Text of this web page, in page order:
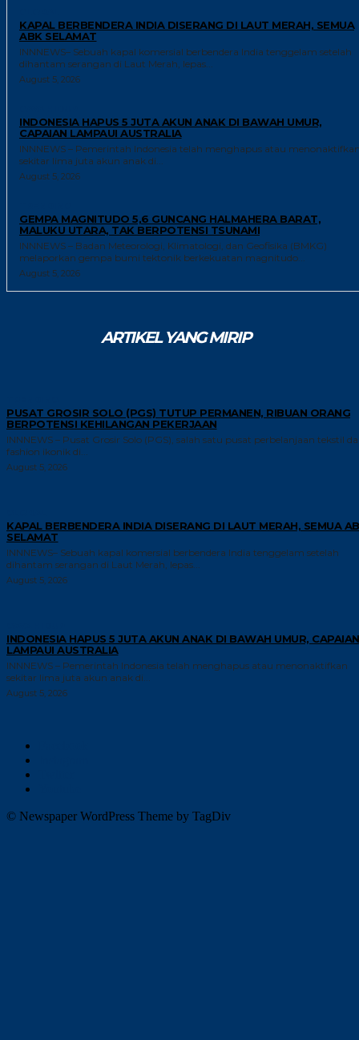
KAPAL BERBENDERA INDIA DISERANG DI LAUT MERAH, SEMUA
ABK SELAMAT
INNNEWS– Sebuah kapal komersial berbendera India tenggelam setelah
dihantam serangan di Laut Merah, lepas...
August 5, 2026
INDONESIA HAPUS 5 JUTA AKUN ANAK DI BAWAH UMUR,
CAPAIAN LAMPAUI AUSTRALIA
INNNEWS – Pemerintah Indonesia telah menghapus atau
sekitar lima juta akun anak di...
August 5, 2026
GEMPA MAGNITUDO 5,6 GUNCANG HALMAHERA BARAT,
MALUKU UTARA, TAK BERPOTENSI TSUNAMI
INNNEWS – Badan Meteorologi, Klimatologi, dan Geofisika (BMKG)
melaporkan gempa bumi tektonik berkekuatan magnitudo...
August 5, 2026
ARTIKEL YANG MIRIP
PUSAT GROSIR SOLO (PGS) TUTUP PERMANEN, RIBUAN ORANG
BERPOTENSI KEHILANGAN PEKERJAAN
INNNEWS – Pusat Grosir Solo (PGS), salah satu pusat perbelanjaan tekstil
fashion ikonik di...
August 5, 2026
KAPAL BERBENDERA INDIA DISERANG DI LAUT MERAH, SEMUA
SELAMAT
INNNEWS– Sebuah kapal komersial berbendera India tenggelam setelah
dihantam serangan di Laut Merah, lepas...
August 5, 2026
INDONESIA HAPUS 5 JUTA AKUN ANAK DI BAWAH UMUR, CAPAIAN
LAMPAUI AUSTRALIA
INNNEWS – Pemerintah Indonesia telah menghapus atau menonaktifkan
sekitar lima juta akun anak di...
August 5, 2026
© Newspaper WordPress Theme by TagDiv